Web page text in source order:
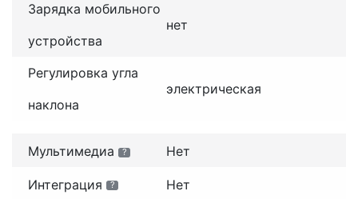
Зарядка мобильного
устройства
нет
Регулировка угла
наклона
электрическая
Мультимедиа ? Нет
Интеграция ? Нет